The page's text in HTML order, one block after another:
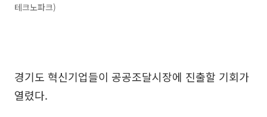
테크노파크)
경기도 혁신기업들이 공공조달시장에 진출할 기회가
열렸다.